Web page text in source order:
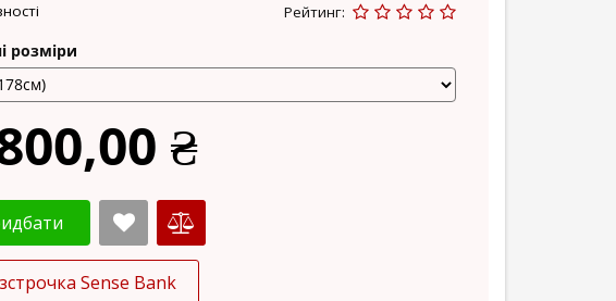
Рейтинг:
розміри
₴
Sense Bank